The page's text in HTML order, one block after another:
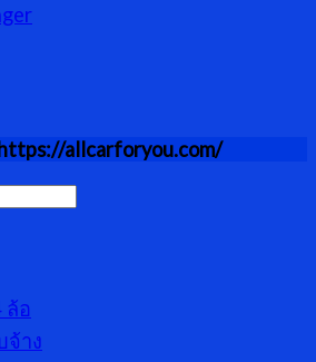
allcarforyou.com/
ล้อ
จ้าง